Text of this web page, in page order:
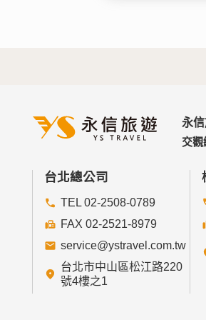
永
交觀
台北總公司
TEL 02-2508-0789
FAX 02-2521-8979
service@ystravel.com.tw
台北市中山區松江路220
號4樓之1